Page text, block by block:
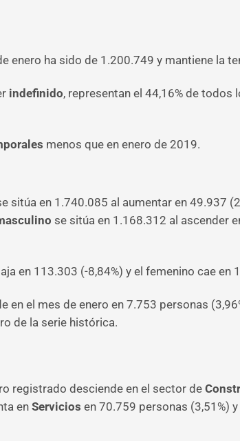
enero ha sido de 1.200.749 y mantiene la
indefinido, representan el 44,16% de
menos que en enero de 2019.
sitúa en 1.740.085 al aumentar en 49.937
se sitúa en 1.168.312 al ascender
en 113.303 (-8,84%) y el femenino cae en
en el mes de enero en 7.753 personas
de la serie histórica.
registrado desciende en el sector de
en Servicios en 70.759 personas (3,51%) y